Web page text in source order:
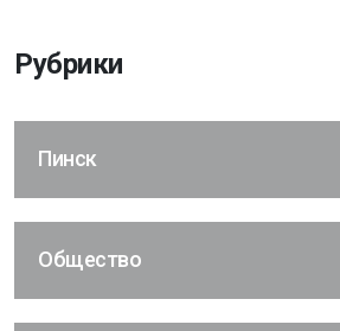
Рубрики
Пинск
Общество